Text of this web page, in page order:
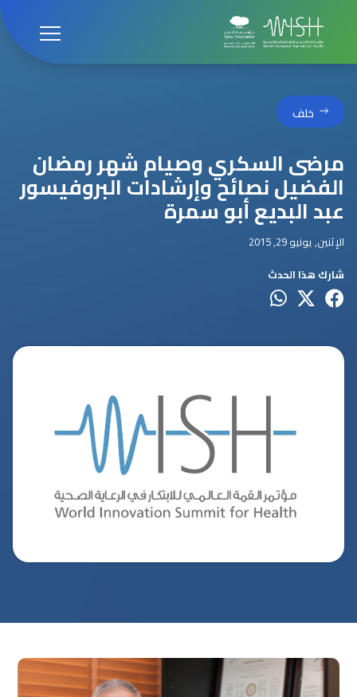
خلف
مرضى السكري وصيام شهر رمضان
الفضيل نصائح وإرشادات البروفيسور
عبد البديع أبو سمرة
الإثنين, يونيو 29, 2015
شارك هذا الحدث